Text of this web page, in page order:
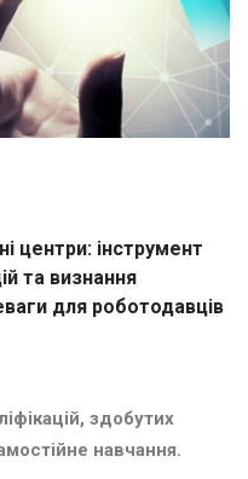
центри: інструмент
та визнання
для роботодавців
здобутих
навчання.